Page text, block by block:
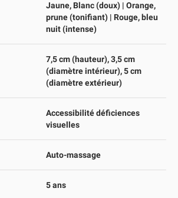
Jaune, Blanc (doux) | Orange,
prune (tonifiant) | Rouge, bleu
nuit (intense)
7,5 cm (hauteur), 3,5 cm
(diamètre intérieur), 5 cm
(diamètre extérieur)
Accessibilité déficiences
visuelles
Auto-massage
5 ans